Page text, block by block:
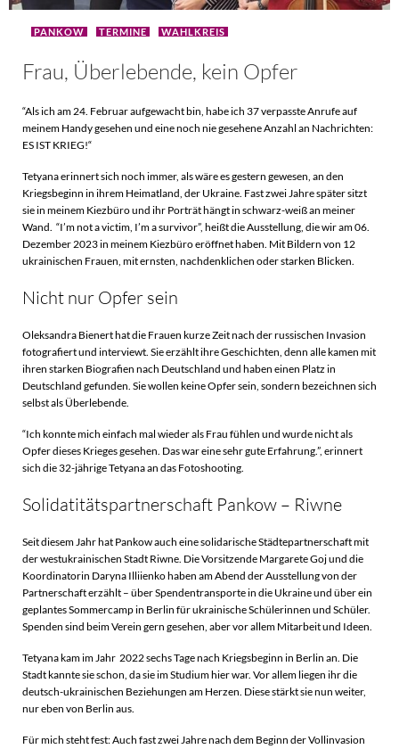
PANKOW TERMINE WAHLKREIS
Frau, Überlebende, kein Opfer
“Als ich am 24. Februar aufgewacht bin, habe ich 37 verpasste Anrufe auf
meinem Handy gesehen und eine noch nie gesehene Anzahl an Nachrichten:
ES IST KRIEG!“
Tetyana erinnert sich noch immer, als wäre es gestern gewesen, an den
Kriegsbeginn in ihrem Heimatland, der Ukraine. Fast zwei Jahre später sitzt
sie in meinem Kiezbüro und ihr Porträt hängt in schwarz-weiß an meiner
Wand. “I’m not a victim, I’m a survivor”, heißt die Ausstellung, die wir am 06.
Dezember 2023 in meinem Kiezbüro eröffnet haben. Mit Bildern von 12
ukrainischen Frauen, mit ernsten, nachdenklichen oder starken Blicken.
Nicht nur Opfer sein
Oleksandra Bienert hat die Frauen kurze Zeit nach der russischen Invasion
fotografiert und interviewt. Sie erzählt ihre Geschichten, denn alle kamen mit
ihren starken Biografien nach Deutschland und haben einen Platz in
Deutschland gefunden. Sie wollen keine Opfer sein, sondern bezeichnen sich
selbst als Überlebende.
“Ich konnte mich einfach mal wieder als Frau fühlen und wurde nicht als
Opfer dieses Krieges gesehen. Das war eine sehr gute Erfahrung.”, erinnert
sich die 32-jährige Tetyana an das Fotoshooting.
Solidatitätspartnerschaft Pankow – Riwne
Seit diesem Jahr hat Pankow auch eine solidarische Städtepartnerschaft mit
der westukrainischen Stadt Riwne. Die Vorsitzende Margarete Goj und die
Koordinatorin Daryna Illiienko haben am Abend der Ausstellung von der
Partnerschaft erzählt – über Spendentransporte in die Ukraine und über ein
geplantes Sommercamp in Berlin für ukrainische Schülerinnen und Schüler.
Spenden sind beim Verein gern gesehen, aber vor allem Mitarbeit und Ideen.
Tetyana kam im Jahr 2022 sechs Tage nach Kriegsbeginn in Berlin an. Die
Stadt kannte sie schon, da sie im Studium hier war. Vor allem liegen ihr die
deutsch-ukrainischen Beziehungen am Herzen. Diese stärkt sie nun weiter,
nur eben von Berlin aus.
Für mich steht fest: Auch fast zwei Jahre nach dem Beginn der Vollinvasion